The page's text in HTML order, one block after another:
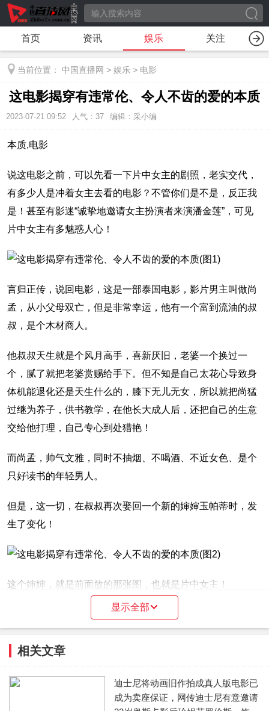
首页 资讯 娱乐 关注
当前位置： 中国直播网 > 娱乐 > 电影
这电影揭穿有违常伦、令人不齿的爱的本质
2023-07-21 09:52 人气： 37 编辑：采小编
本质,电影
说这电影之前，可以先看一下片中女主的剧照，老实交代，
有多少人是冲着女主去看的电影？不管你们是不是，反正我
是！甚至有影迷“诚挚地邀请女主扮演者来演潘金莲”，可见
片中女主有多魅惑人心！
言归正传，说回电影，这是一部泰国电影，影片男主叫做尚
孟，从小父母双亡，但是非常幸运，他有一个富到流油的叔
叔，是个木材商人。
他叔叔天生就是个风月高手，喜新厌旧，老婆一个换过一
个，腻了就把老婆赏赐给手下。但不知是自己太花心导致身
体机能退化还是天生什么的，膝下无儿无女，所以就把尚猛
过继为养子，供书教学，在他长大成人后，还把自己的生意
交给他打理，自己专心到处猎艳！
而尚孟，帅气文雅，同时不抽烟、不喝酒、不近女色、是个
只好读书的年轻男人。
但是，这一切，在叔叔再次娶回一个新的婶婶玉帕蒂时，发
生了变化！
这个婶婶，就是前面放的那张图，也就是片中女主！
这个婶婶和以往的不同，魅力妩媚还十分善解人意，年龄比
男主还小，深得叔叔的欢心。
个敢爱敢恨之人，也不是省油的灯。一开始就对侄子尚猛表
现出了非常大的兴趣。（这两字也可以改成另外两个同音
显示全部
相关文章
迪士尼将动画旧作拍成真人版电影已
成为卖座保证，网传迪士尼有意邀请